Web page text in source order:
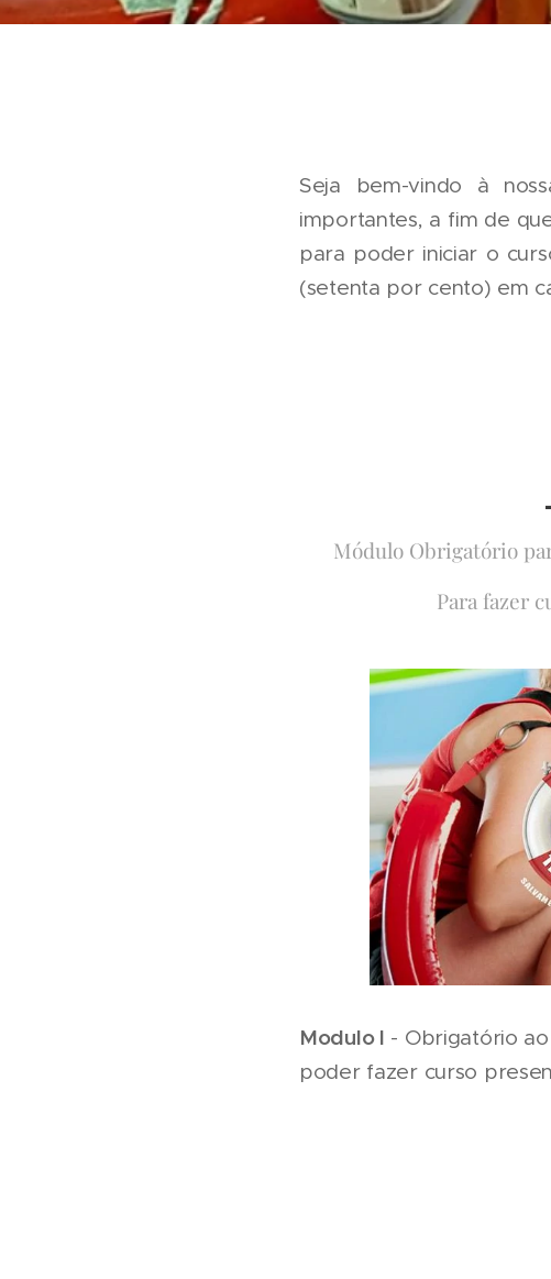
Seja bem-vindo à
importantes, a fim de
para poder iniciar o
(setenta por cento) em
Módulo Obrigatório
Para fazer
Modulo I - Obrigatório ao
poder fazer curso